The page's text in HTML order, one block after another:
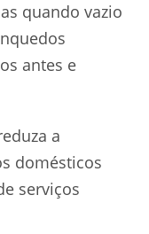
quando vazio
antes e
a
domésticos
serviços